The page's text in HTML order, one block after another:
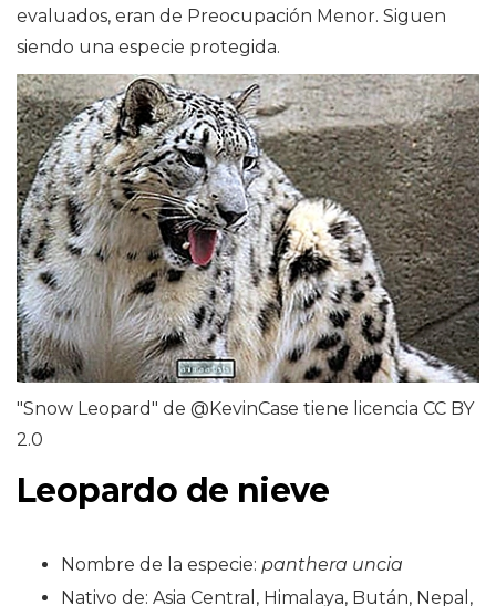
evaluados, eran de Preocupación Menor. Siguen
siendo una especie protegida.
"Snow Leopard" de @KevinCase tiene licencia CC BY
2.0
Leopardo de nieve
Nombre de la especie: panthera uncia
Nativo de: Asia Central, Himalaya, Bután, Nepal,